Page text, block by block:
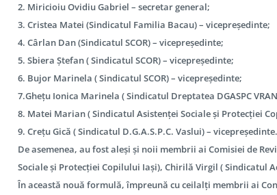
2. Miricioiu Ovidiu Gabriel – secretar general;
3. Cristea Matei (Sindicatul Familia Bacau) – vicepreședinte;
4. Cârlan Dan (Sindicatul SCOR) – vicepreședinte;
5. Sbiera Ștefan ( Sindicatul SCOR) – vicepreședinte;
6. Bujor Marinela ( Sindicatul SCOR) – vicepreședinte;
7.Ghețu Ionica Marinela ( Sindicatul Dreptatea DGASPC
8. Matei Marian ( Sindicatul Asistenței Sociale și Protecției
9. Crețu Gică ( Sindicatul D.G.A.S.P.C. Vaslui) – vicepreședinte.
De asemenea, au fost aleși și noii membrii ai Comisiei de
Sociale și Protecției Copilului Iași), Chirilă Virgil ( Sindicatul
În această nouă formulă, împreună cu ceilalți membrii ai